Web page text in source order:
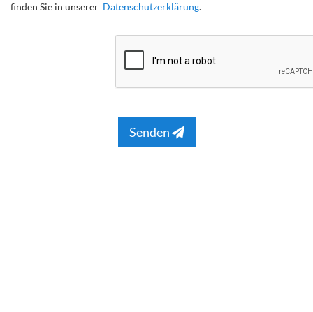
finden Sie in unserer Datenschutzerklärung.
Senden